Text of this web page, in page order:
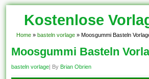
Kostenlose
Home » basteln vorlage » Moosgummi Basteln
Moosgummi Basteln
basteln vorlage| By Brian Obrien